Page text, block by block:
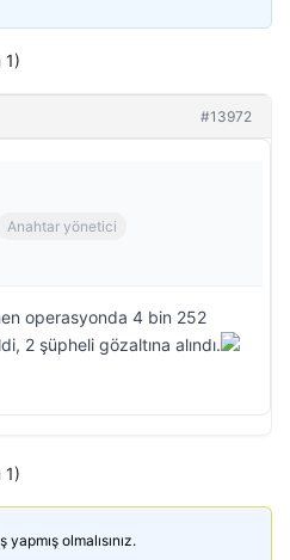
1)
#13972
Anahtar yönetici
operasyonda 4 bin 252
2 şüpheli gözaltına alındı.
1)
olmalısınız.